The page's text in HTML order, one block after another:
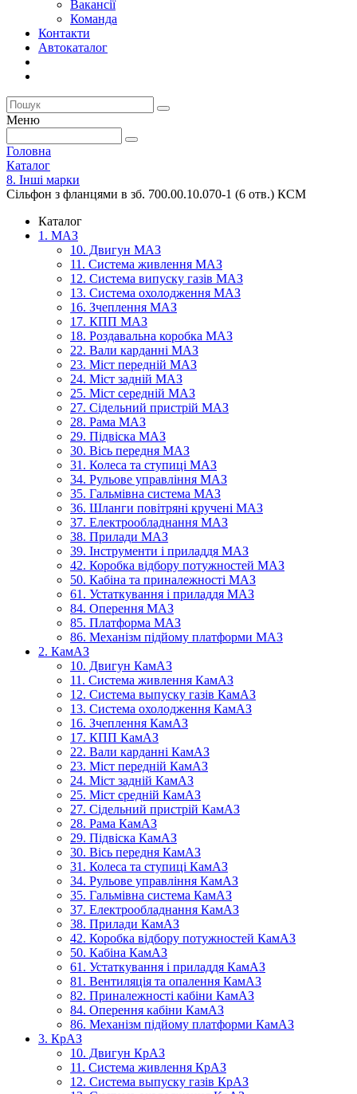
Вакансії
Команда
Контакти
Автокаталог
Меню
Головна
Каталог
8. Інші марки
Сільфон з фланцями в зб. 700.00.10.070-1 (6 отв.) КСМ
Каталог
1. МАЗ
10. Двигун МАЗ
11. Система живлення МАЗ
12. Система випуску газів МАЗ
13. Система охолодження МАЗ
16. Зчеплення МАЗ
17. КПП МАЗ
18. Роздавальна коробка МАЗ
22. Вали карданні МАЗ
23. Міст передній МАЗ
24. Міст задній МАЗ
25. Міст середній МАЗ
27. Сідельний пристрій МАЗ
28. Рама МАЗ
29. Підвіска МАЗ
30. Вісь передня МАЗ
31. Колеса та ступиці МАЗ
34. Рульове управління МАЗ
35. Гальмівна система МАЗ
36. Шланги повітряні кручені МАЗ
37. Електрообладнання МАЗ
38. Прилади МАЗ
39. Інструменти і приладдя МАЗ
42. Коробка відбору потужностей МАЗ
50. Кабіна та приналежності МАЗ
61. Устаткування і приладдя МАЗ
84. Оперення МАЗ
85. Платформа МАЗ
86. Механізм підйому платформи МАЗ
2. КамАЗ
10. Двигун КамАЗ
11. Система живлення КамАЗ
12. Система выпуску газів КамАЗ
13. Система охолодження КамАЗ
16. Зчеплення КамАЗ
17. КПП КамАЗ
22. Вали карданні КамАЗ
23. Міст передній КамАЗ
24. Міст задній КамАЗ
25. Міст средній КамАЗ
27. Сідельний пристрій КамАЗ
28. Рама КамАЗ
29. Підвіска КамАЗ
30. Вісь передня КамАЗ
31. Колеса та ступиці КамАЗ
34. Рульове управління КамАЗ
35. Гальмівна система КамАЗ
37. Електрообладнання КамАЗ
38. Прилади КамАЗ
42. Коробка відбору потужностей КамАЗ
50. Кабіна КамАЗ
61. Устаткування і приладдя КамАЗ
81. Вентиляція та опалення КамАЗ
82. Приналежності кабіни КамАЗ
84. Оперення кабіни КамАЗ
86. Механізм підйому платформи КамАЗ
3. КрАЗ
10. Двигун КрАЗ
11. Система живлення КрАЗ
12. Система выпуску газів КрАЗ